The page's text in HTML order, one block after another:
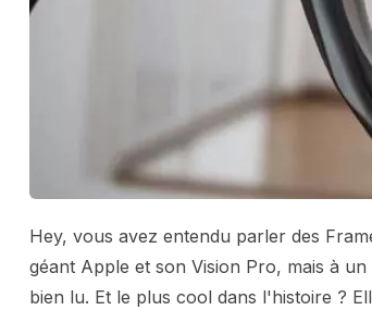
Hey, vous avez entendu parler des
géant Apple et son Vision Pro, mais à
bien lu. Et le plus cool dans l'histoire ?